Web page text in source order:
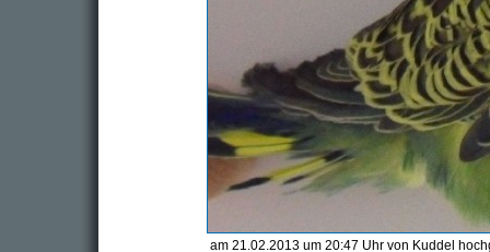
am 21.02.2013 um 20:47 Uhr von Kuddel